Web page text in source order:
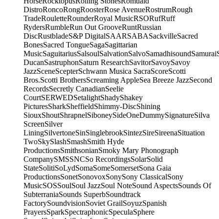
DistroRoncoRongRoosterRose AvenueRostrumRough
TradeRouletteRounderRoyal MusicRSORufRuff
RydersRumbleRun Out GrooveRuntRussian
DiscRustbladeS&P DigitalSAARSABASackvilleSacred
BonesSacred TongueSagaSagittarian
MusicSaguitariusSalsoulSalvationSalvoSamadhisoundSamurai
DucanSastruphonSaturn ResearchSavitorSavoySavoy
JazzSceneScepterSchwann Musica SacraScoreScotti
Bros.Scotti BrothersScreaming AppleSea Breeze JazzSecond
RecordsSecretly CanadianSeelie
CourtSERWEDSetalightShadyShakey
PicturesSharkSheffieldShimmy-DiscShining
SiouxShoutShrapnelSiboneySideOneDummySignatureSilva
ScreenSilver
LiningSilvertoneSinSinglebrookSintezSireSireenaSituation
TwoSkySlashSmashSmith Hyde
ProductionsSmithsonianSmoky Mary Phonograph
CompanySMSSNCSo RecordingsSolarSolid
StateSolitiSoLydSomaSomeSomersetSona Gaia
ProductionsSonetSonovoxSonySony ClassicalSony
MusicSOSSoulSoul JazzSoul NoteSound AspectsSounds Of
SubterraniaSounds SuperbSoundtrack
FactorySoundvisionSoviet GrailSoyuzSpanish
PrayersSparkSpectraphonicSpeculaSphere